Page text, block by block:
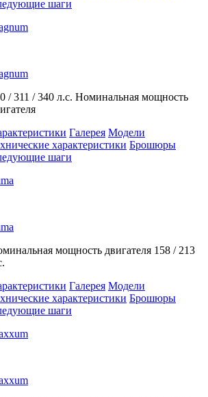
шаги
/ 311 / 340 л.с. Номинальная мощность
Галерея Модели
характеристики Брошюры
шаги
мощность двигателя 158 / 213
Галерея Модели
характеристики Брошюры
шаги